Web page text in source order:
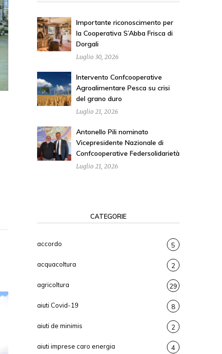
Importante riconoscimento per
la Cooperativa S’Abba Frisca di
Dorgali
Luglio 30, 2026
Intervento Confcooperative
Agroalimentare Pesca su crisi
del grano duro
Luglio 21, 2026
Antonello Pili nominato
Vicepresidente Nazionale di
Confcooperative Federsolidarietà
Luglio 21, 2026
CATEGORIE
accordo 5
acquacoltura 2
agricoltura 29
aiuti Covid-19 8
aiuti de minimis 2
aiuti imprese caro energia 4